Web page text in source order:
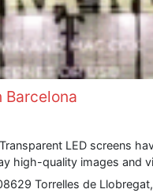
Barcelona
LED screens
high-quality images and
Torrelles de